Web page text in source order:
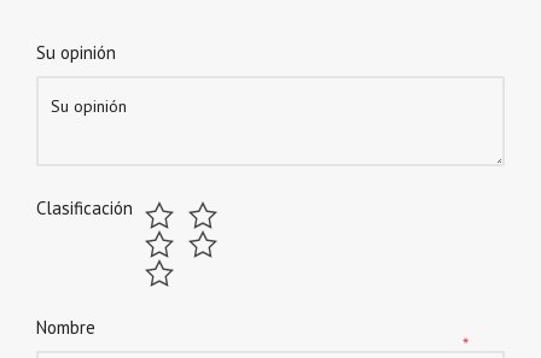
Su opinión
Clasificación
Nombre
*